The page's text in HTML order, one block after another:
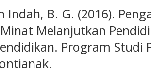
Indah, B. G. (2016).
Melanjutkan
Program Studi